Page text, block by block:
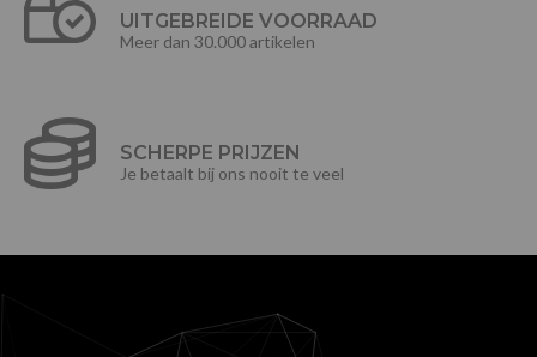
UITGEBREIDE VOORRAAD
Meer dan 30.000 artikelen
SCHERPE PRIJZEN
Je betaalt bij ons nooit te veel